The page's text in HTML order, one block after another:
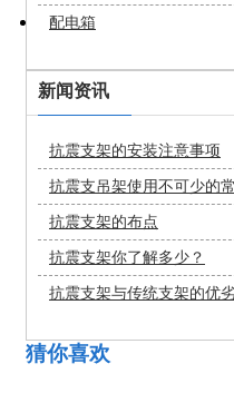
配电箱
新闻资讯
抗震支架的安装注意事项
抗震支吊架使用不可少的
抗震支架的布点
抗震支架你了解多少？
抗震支架与传统支架的优
猜你喜欢